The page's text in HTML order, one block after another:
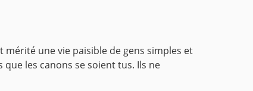
une vie paisible de gens simples et
les canons se soient tus. Ils ne